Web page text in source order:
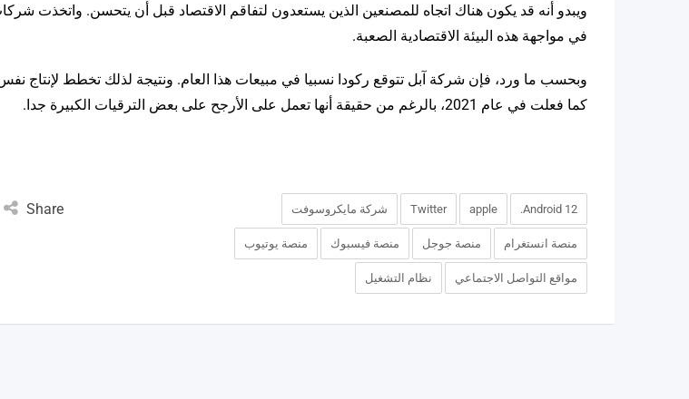
ويبدو أنه قد يكون هناك اتجاه للمصنعين الذين يستعدون لتفاقم الاقتصاد قبل أن يتحسن. واتخذت
في مواجهة هذه البيئة الاقتصادية الصعبة.
وبحسب ما ورد، فإن شركة آبل تتوقع ركودا نسبيا في مبيعات هذا العام. ونتيجة لذلك تخطط لإنتاج نفس
كما فعلت في عام 2021، بالرغم من حقيقة أنها تعمل على الأرجح على بعض الترقيات الكبيرة جدا.
Android 12.
apple
Twitter شركة مايكروسوفت
منصة انستغرام منصة جوجل منصة فيسبوك منصة يوتيوب
مواقع التواصل الاجتماعي نظام التشغيل
Share